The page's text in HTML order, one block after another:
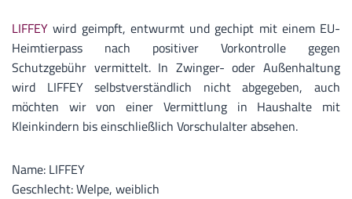
LIFFEY wird geimpft, entwurmt und gechipt mit einem EU-
Heimtierpass nach positiver Vorkontrolle gegen
Schutzgebühr vermittelt. In Zwinger- oder Außenhaltung
wird LIFFEY selbstverständlich nicht abgegeben, auch
möchten wir von einer Vermittlung in Haushalte mit
Kleinkindern bis einschließlich Vorschulalter absehen.
Name: LIFFEY
Geschlecht: Welpe, weiblich